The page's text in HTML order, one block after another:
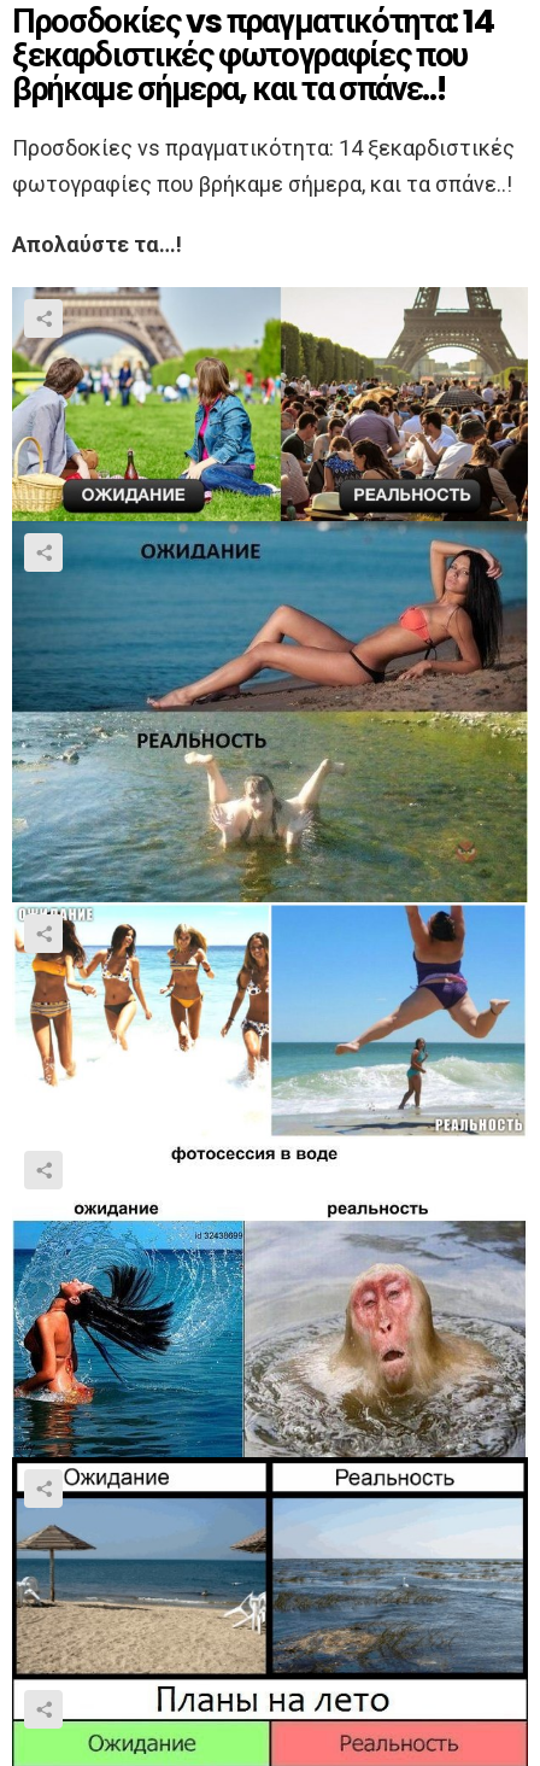
Προσδοκίες vs πραγματικότητα: 14
ξεκαρδιστικές φωτογραφίες που
βρήκαμε σήμερα, και τα σπάνε..!
Προσδοκίες vs πραγματικότητα: 14 ξεκαρδιστικές
φωτογραφίες που βρήκαμε σήμερα, και τα σπάνε..!
Απολαύστε τα…!